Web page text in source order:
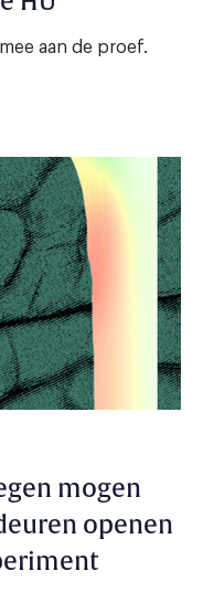
aan de proef.
mogen
openen